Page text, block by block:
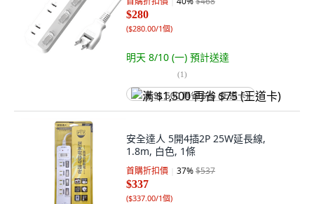
$280
($280.00/1個)
明天 8/10 (一) 預計送達
(1)
满 $1,500 再省 $75 (王道卡)
安全達人 5開4插2P 25W延長線,
1.8m, 白色, 1條
首購折扣價 37%$537
$337
($337.00/1個)